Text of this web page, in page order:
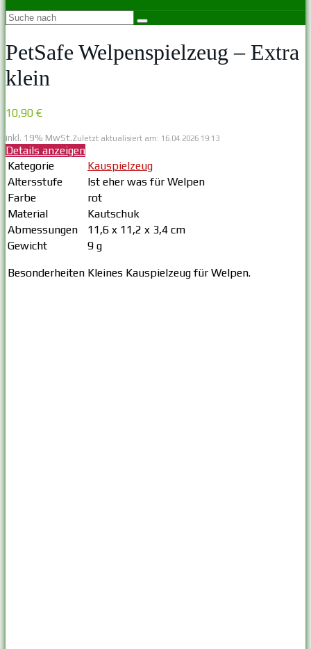
PetSafe Welpenspielzeug – Extra
klein
10,90 €
inkl. 19% MwSt.Zuletzt aktualisiert am: 16.04.2026 19:13
Details anzeigen
Kategorie
Kauspielzeug
Altersstufe
Ist eher was für Welpen
Farbe
rot
Material
Kautschuk
Abmessungen
11,6 x 11,2 x 3,4 cm
Gewicht
9 g
Besonderheiten Kleines Kauspielzeug für Welpen.